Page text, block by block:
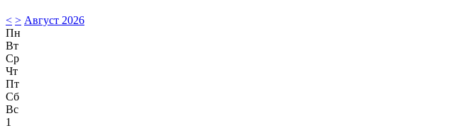
< > Август 2026
Пн
Вт
Ср
Чт
Пт
Сб
Вс
1